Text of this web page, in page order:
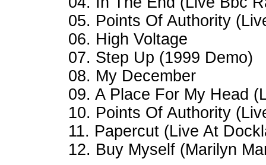
05. Points Of Authority
06. High Voltage
07. Step Up (1999 Demo)
08. My December
09. A Place For My Head
10. Points Of Authority
11. Papercut (Live At
12. Buy Myself (Marilyn